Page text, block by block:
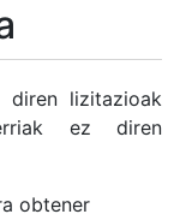
diren lizitazioak
ez diren
obtener